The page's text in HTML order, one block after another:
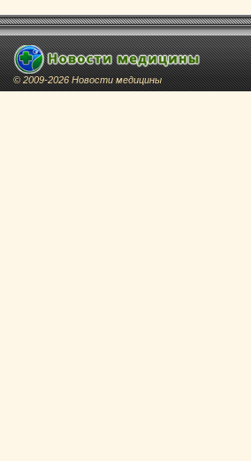
© 2009-2026 Новости медицины